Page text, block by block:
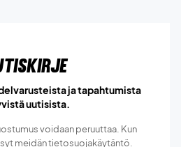
ja tapahtumista
uutisista.
voidaan peruuttaa. Kun
meidäntietosuojakäytäntö.